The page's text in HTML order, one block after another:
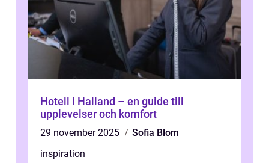
Hotell i Halland – en guide till
upplevelser och komfort
29 november 2025
Sofia Blom
inspiration